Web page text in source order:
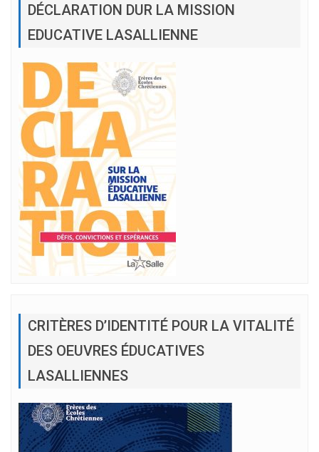
DÉCLARATION DUR LA MISSION
EDUCATIVE LASALLIENNE
CRITÈRES D’IDENTITÉ POUR LA VITALITÉ
DES OEUVRES ÉDUCATIVES
LASALLIENNES